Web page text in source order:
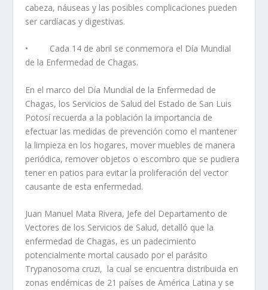
cabeza, náuseas y las posibles complicaciones pueden
ser cardíacas y digestivas.
• Cada 14 de abril se conmemora el Día Mundial
de la Enfermedad de Chagas.
En el marco del Día Mundial de la Enfermedad de
Chagas, los Servicios de Salud del Estado de San Luis
Potosí recuerda a la población la importancia de
efectuar las medidas de prevención como el mantener
la limpieza en los hogares, mover muebles de manera
periódica, remover objetos o escombro que se pudiera
tener en patios para evitar la proliferación del vector
causante de esta enfermedad.
Juan Manuel Mata Rivera, Jefe del Departamento de
Vectores de los Servicios de Salud, detalló que la
enfermedad de Chagas, es un padecimiento
potencialmente mortal causado por el parásito
Trypanosoma cruzi, la cual se encuentra distribuida en
zonas endémicas de 21 países de América Latina y se